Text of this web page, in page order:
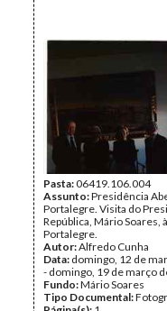
Pasta:06419.106.004
Assunto:Presidência
Portalegre. Visita do
República, Mário Soares,
Portalegre.
Autor:Alfredo Cunha
Data: domingo, 12 de
- domingo, 19 de março
Fundo:Mário Soares
Tipo Documental: